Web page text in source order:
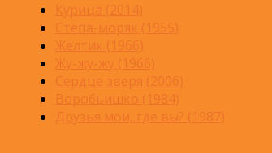
Курица (2014)
Стёпа-моряк (1955)
Желтик (1966)
Жу-жу-жу (1966)
Сердце зверя (2006)
Воробьишко (1984)
Друзья мои, где вы? (1987)